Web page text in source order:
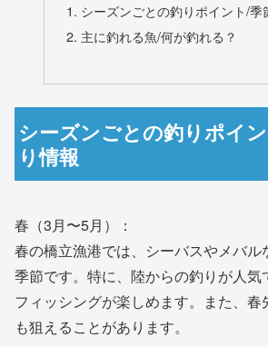
シーズンごとの釣りポイント/季
主に釣れる魚/何が釣れる？
シーズンごとの釣りポイ
り情報
春（3月〜5月）：
春の橋立漁港では、シーバスやメバル
季節です。特に、陸からの釣りが人気
フィッシングが楽しめます。また、春
も狙えることがあります。